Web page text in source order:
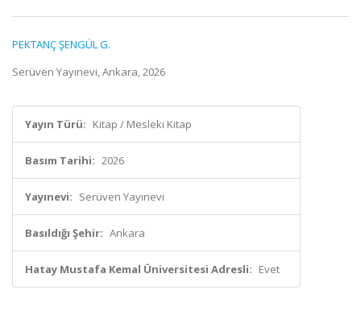
PEKTANÇ ŞENGÜL G.
Serüven Yayınevi, Ankara, 2026
Yayın Türü: Kitap / Mesleki Kitap
Basım Tarihi: 2026
Yayınevi: Serüven Yayınevi
Basıldığı Şehir: Ankara
Hatay Mustafa Kemal Üniversitesi Adresli: Evet